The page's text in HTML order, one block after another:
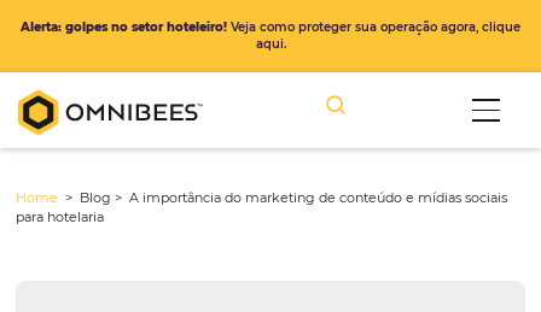
Alerta: golpes no setor hoteleiro!Veja como proteger sua operação